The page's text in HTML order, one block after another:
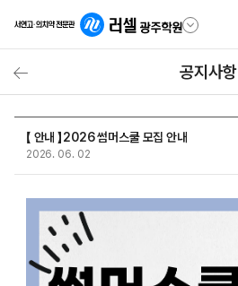
공지사항
【 안내 】2026 썸머스쿨 모집 안내
2026. 06. 02